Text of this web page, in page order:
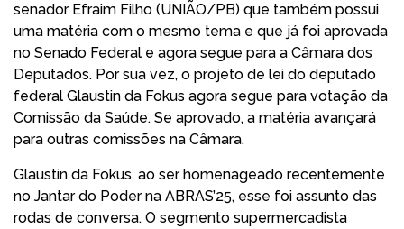
senador Efraim Filho (UNIÃO/PB) que também possui
uma matéria com o mesmo tema e que já foi aprovada
no Senado Federal e agora segue para a Câmara dos
Deputados. Por sua vez, o projeto de lei do deputado
federal Glaustin da Fokus agora segue para votação da
Comissão da Saúde. Se aprovado, a matéria avançará
para outras comissões na Câmara.
Glaustin da Fokus, ao ser homenageado recentemente
no Jantar do Poder na ABRAS’25, esse foi assunto das
rodas de conversa. O segmento supermercadista